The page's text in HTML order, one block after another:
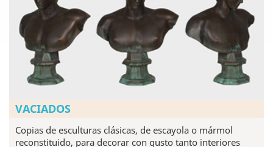
VACIADOS
Copias de esculturas clásicas, de escayola o mármol
reconstituido, para decorar con gusto tanto interiores